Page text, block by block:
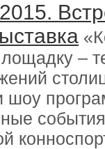
–
шоу